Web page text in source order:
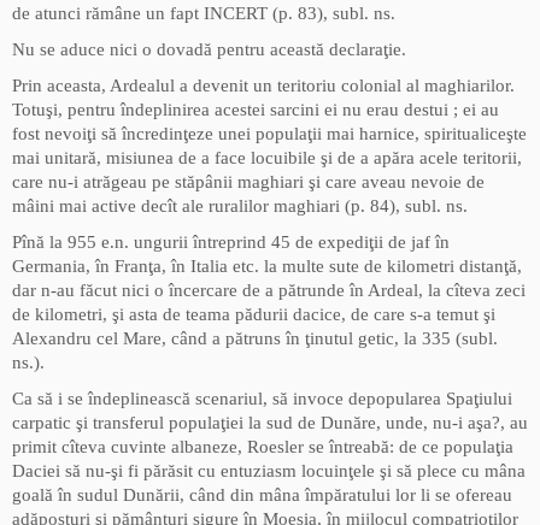
de atunci rămâne un fapt INCERT (p. 83), subl. ns.
Nu se aduce nici o dovadă pentru această declaraţie.
Prin aceasta, Ardealul a devenit un teritoriu colonial al maghiarilor.
Totuşi, pentru îndeplinirea acestei sarcini ei nu erau destui ; ei au
fost nevoiţi să încredinţeze unei populaţii mai harnice, spiritualiceşte
mai unitară, misiunea de a face locuibile şi de a apăra acele teritorii,
care nu-i atrăgeau pe stăpânii maghiari şi care aveau nevoie de
mâini mai active decît ale ruralilor maghiari (p. 84), subl. ns.
Pînă la 955 e.n. ungurii întreprind 45 de expediţii de jaf în
Germania, în Franţa, în Italia etc. la multe sute de kilometri distanţă,
dar n-au făcut nici o încercare de a pătrunde în Ardeal, la cîteva zeci
de kilometri, şi asta de teama pădurii dacice, de care s-a temut şi
Alexandru cel Mare, când a pătruns în ţinutul getic, la 335 (subl.
ns.).
Ca să i se îndeplinească scenariul, să invoce depopularea Spaţiului
carpatic şi transferul populaţiei la sud de Dunăre, unde, nu-i aşa?, au
primit cîteva cuvinte albaneze, Roesler se întreabă: de ce populaţia
Daciei să nu-şi fi părăsit cu entuziasm locuinţele şi să plece cu mâna
goală în sudul Dunării, când din mâna împăratului lor li se ofereau
adăposturi şi pământuri sigure în Moesia, în mijlocul compatrioţilor